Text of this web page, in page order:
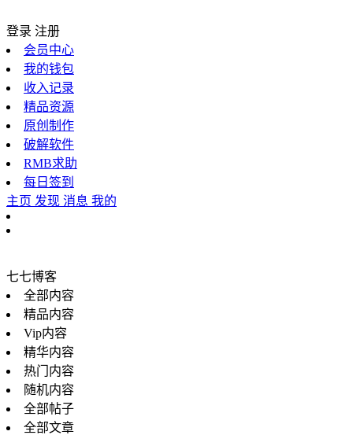
登录 注册
会员中心
我的钱包
收入记录
精品资源
原创制作
破解软件
RMB求助
每日签到
主页 发现 消息 我的
七七博客
全部内容
精品内容
Vip内容
精华内容
热门内容
随机内容
全部帖子
全部文章